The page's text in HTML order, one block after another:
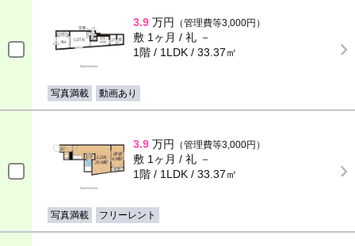
3.9 万円 （管理費等3,000円）
敷 1ヶ月 / 礼 －
1階 / 1LDK / 33.37㎡
写真満載 動画あり
3.9 万円 （管理費等3,000円）
敷 1ヶ月 / 礼 －
1階 / 1LDK / 33.37㎡
写真満載 フリーレント